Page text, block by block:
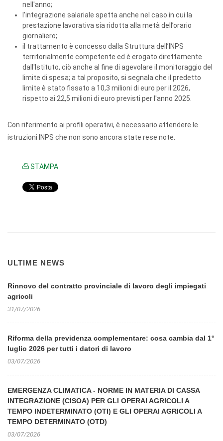
nell'anno;
l’integrazione salariale spetta anche nel caso in cui la
prestazione lavorativa sia ridotta alla metà dell’orario
giornaliero;
il trattamento è concesso dalla Struttura dell’INPS
territorialmente competente ed è erogato direttamente
dall'Istituto, ciò anche al fine di agevolare il monitoraggio del
limite di spesa; a tal proposito, si segnala che il predetto
limite è stato fissato a 10,3 milioni di euro per il 2026,
rispetto ai 22,5 milioni di euro previsti per l'anno 2025.
Con riferimento ai profili operativi, è necessario attendere le
istruzioni INPS che non sono ancora state rese note.
STAMPA
ULTIME NEWS
Rinnovo del contratto provinciale di lavoro degli impiegati
agricoli
31/07/2026
Riforma della previdenza complementare: cosa cambia dal 1°
luglio 2026 per tutti i datori di lavoro
03/07/2026
EMERGENZA CLIMATICA - NORME IN MATERIA DI CASSA
INTEGRAZIONE (CISOA) PER GLI OPERAI AGRICOLI A
TEMPO INDETERMINATO (OTI) E GLI OPERAI AGRICOLI A
TEMPO DETERMINATO (OTD)
03/07/2026